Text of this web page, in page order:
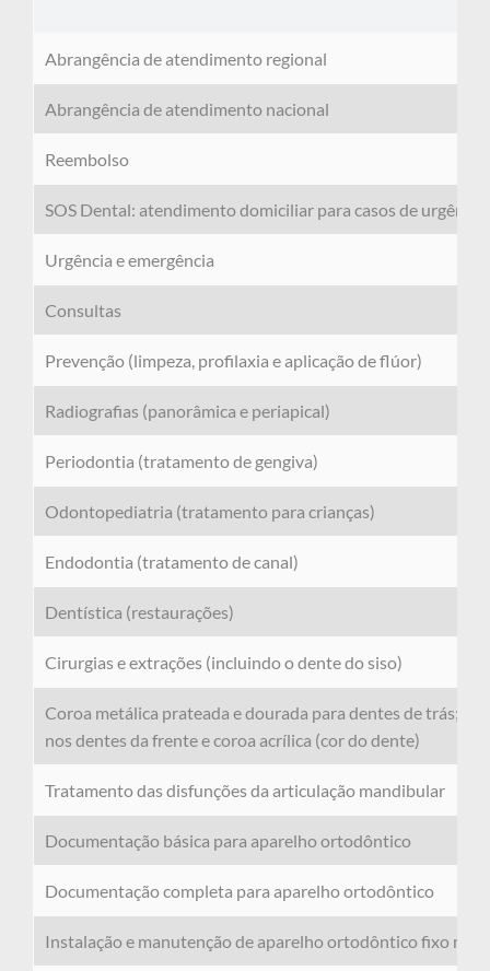
Abrangência de atendimento regional
Abrangência de atendimento nacional
Reembolso
SOS Dental: atendimento domiciliar para casos de
Urgência e emergência
Consultas
Prevenção (limpeza, profilaxia e aplicação de flúor)
Radiografias (panorâmica e periapical)
Periodontia (tratamento de gengiva)
Odontopediatria (tratamento para crianças)
Endodontia (tratamento de canal)
Dentística (restaurações)
Cirurgias e extrações (incluindo o dente do siso)
Coroa metálica prateada e dourada para dentes de trás;
nos dentes da frente e coroa acrílica (cor do dente)
Tratamento das disfunções da articulação mandibular
Documentação básica para aparelho ortodôntico
Documentação completa para aparelho ortodôntico
Instalação e manutenção de aparelho ortodôntico fixo